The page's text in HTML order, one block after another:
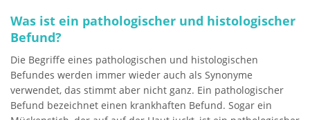
Was ist ein pathologischer und histologischer
Befund?
Die Begriffe eines pathologischen und histologischen
Befundes werden immer wieder auch als Synonyme
verwendet, das stimmt aber nicht ganz. Ein pathologischer
Befund bezeichnet einen krankhaften Befund. Sogar ein